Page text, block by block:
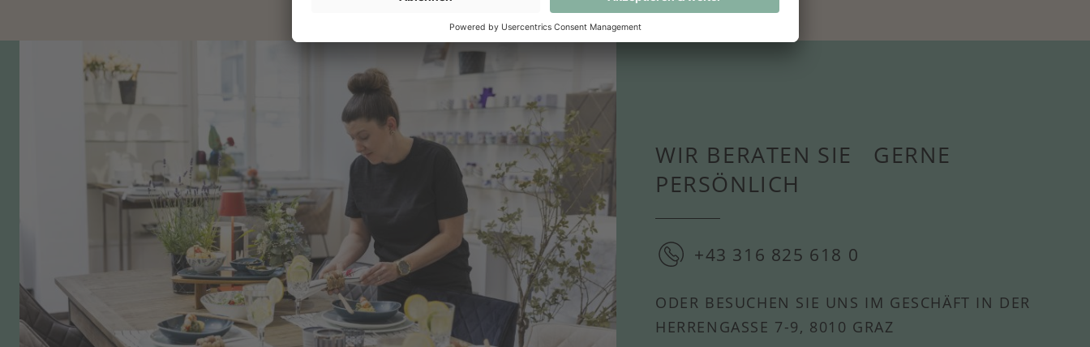
WIR BERATEN SIE GERNE
PERSÖNLICH
+43 316 825 618 0
ODER BESUCHEN SIE UNS IM GESCHÄFT IN DER
HERRENGASSE 7-9, 8010 GRAZ